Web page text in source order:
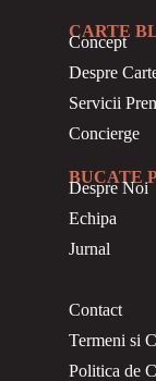
CARTE
Concept
Despre
Servicii
Concierge
BUCATE
Despre Noi
Echipa
Jurnal
Contact
Termeni si
Politica de